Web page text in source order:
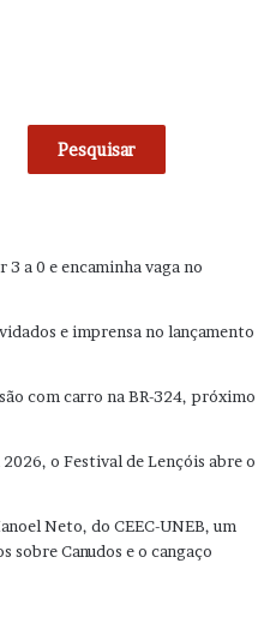
Pesquisar
a 0 e encaminha vaga no
e imprensa no lançamento
com carro na BR-324, próximo
o Festival de Lençóis abre o
Neto, do CEEC-UNEB, um
sobre Canudos e o cangaço